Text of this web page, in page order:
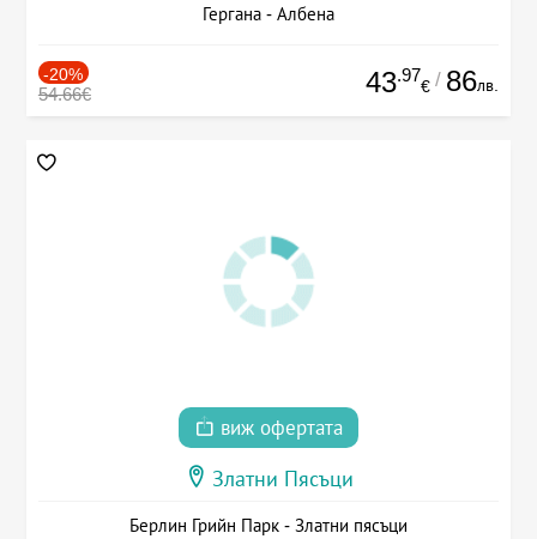
Гергана - Албена
-20%
54.66€ 43.97
€ / 86лв.
виж офертата
Златни Пясъци
Берлин Грийн Парк - Златни пясъци